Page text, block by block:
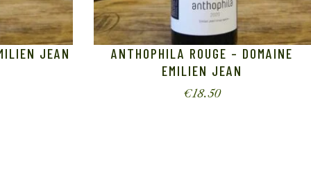
JEAN
ANTHOPHILA ROUGE – DOMAINE
EMILIEN JEAN
€18.50